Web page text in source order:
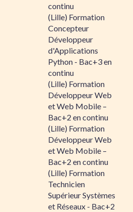
continu
(Lille) Formation
Concepteur
Développeur
d'Applications
Python - Bac+3 en
continu
(Lille) Formation
Développeur Web
et Web Mobile –
Bac+2 en continu
(Lille) Formation
Développeur Web
et Web Mobile –
Bac+2 en continu
(Lille) Formation
Technicien
Supérieur Systèmes
et Réseaux - Bac+2